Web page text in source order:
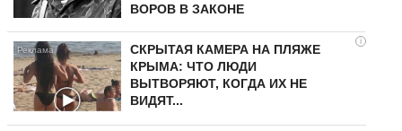
ВОРОВ В ЗАКОНЕ
i
СКРЫТАЯ КАМЕРА НА ПЛЯЖЕ
КРЫМА: ЧТО ЛЮДИ
ВЫТВОРЯЮТ, КОГДА ИХ НЕ
ВИДЯТ...